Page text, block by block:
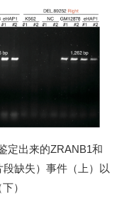
出来的ZRANB1和
缺失）事件（上）以
）